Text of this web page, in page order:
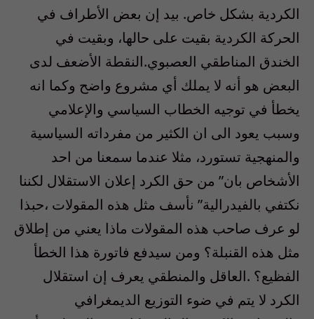
الكردية بشكل خاص. بيد إن بعض الأطراف في
الحركة الكردية بقيت على حالها، وبقيت في
الخندق المناطقي العصبوي.النقطة الأضعف لدى
البعض هو أنه لا يملك أي مشروع واضح وكما انه
يخطأ في توجيه الخطاب السياسي والإعلامي
وسبب يعود الى ان الكثير من مفرداته السياسية
والمنهجية تستورد، مثلا عندما سمعنا من احد
الأشخاص بان” من حق الكرد إعلان الاستقلال لكننا
نكتفي بالفيدرالية” نأسف مثل هذه المقولات ،حبذا
لو عرف صاحب هذه المقولات ماذا يعني من إطلاق
مثل هذه القنبلة؟ ومن سيدفع فاتورة هذا الخطأ
الفظيع؟ .العاقل والمنطقي يعرف إن استقلال
الكرد لا يتم في ضوء التوزيع الديمغرافي